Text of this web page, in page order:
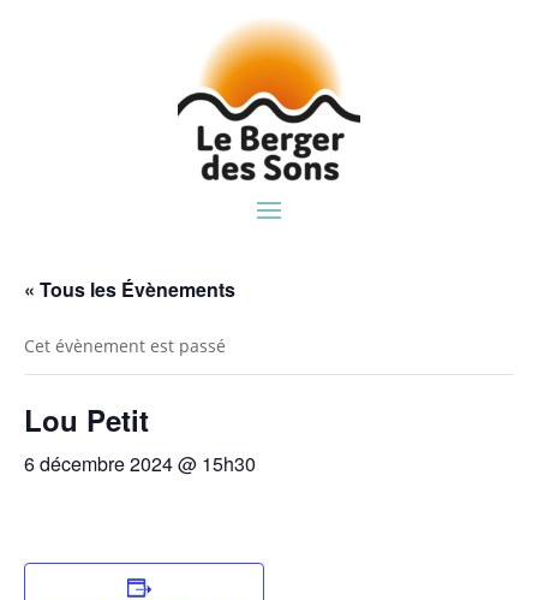
« Tous les Évènements
Cet évènement est passé
Lou Petit
6 décembre 2024 @ 15h30